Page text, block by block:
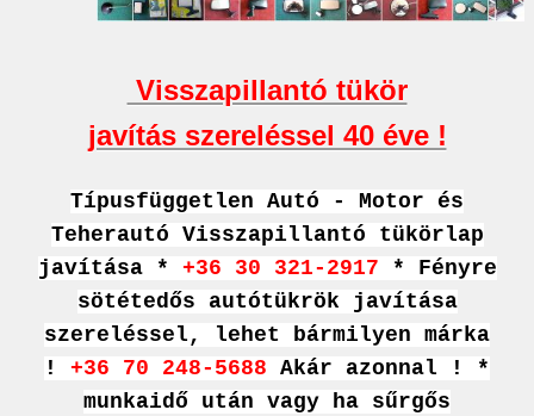
Visszapillantó tükör
javítás szereléssel 40 éve !
Típusfüggetlen Autó - Motor és
Teherautó Visszapillantó tükörlap
javítása * +36 30 321-2917 * Fényre
sötétedős autótükrök javítása
szereléssel, lehet bármilyen márka
! +36 70 248-5688 Akár azonnal ! *
munkaidő után vagy ha sűrgős